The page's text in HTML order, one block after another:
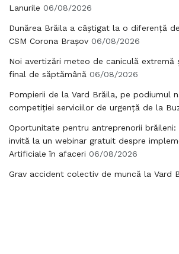
Lanurile 06/08/2026
Dunărea Brăila a câștigat la o diferență
CSM Corona Brașov 06/08/2026
Noi avertizări meteo de caniculă extremă
final de săptămână 06/08/2026
Pompierii de la Vard Brăila, pe podiumul
competiției serviciilor de urgență de la
Oportunitate pentru antreprenorii brăileni:
invită la un webinar gratuit despre
Artificiale în afaceri 06/08/2026
Grav accident colectiv de muncă la Vard